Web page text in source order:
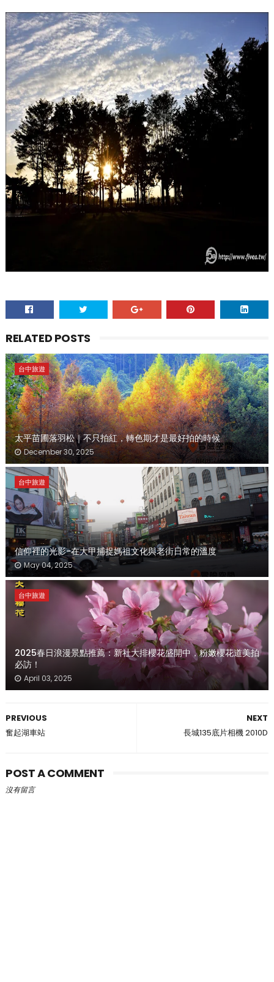
RELATED POSTS
台中旅遊
太平苗圃落羽松｜不只拍紅，轉色期才是最好拍的時候
December 30, 2025
台中旅遊
信仰裡的光影-在大甲捕捉媽祖文化與老街日常的溫度
May 04, 2025
台中旅遊
2025春日浪漫景點推薦：新社大排櫻花盛開中，粉嫩櫻花道美拍
必訪！
April 03, 2025
NEXT
長城135底片相機 2010D
PREVIOUS
奮起湖車站
POST A COMMENT
沒有留言